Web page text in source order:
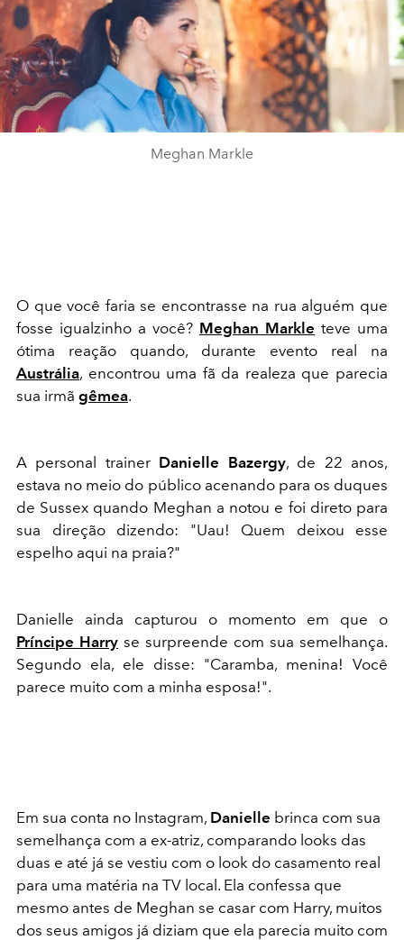
Meghan Markle
O que você faria se encontrasse na rua alguém que
fosse igualzinho a você? Meghan Markle teve uma
ótima reação quando, durante evento real na
Austrália, encontrou uma fã da realeza que parecia
sua irmã gêmea.
A personal trainer Danielle Bazergy, de 22 anos,
estava no meio do público acenando para os duques
de Sussex quando Meghan a notou e foi direto para
sua direção dizendo: "Uau! Quem deixou esse
espelho aqui na praia?"
Danielle ainda capturou o momento em que o
Príncipe Harry se surpreende com sua semelhança.
Segundo ela, ele disse: "Caramba, menina! Você
parece muito com a minha esposa!".
Em sua conta no Instagram, Danielle brinca com sua
semelhança com a ex-atriz, comparando looks das
duas e até já se vestiu com o look do casamento real
para uma matéria na TV local. Ela confessa que
mesmo antes de Meghan se casar com Harry, muitos
dos seus amigos já diziam que ela parecia muito com